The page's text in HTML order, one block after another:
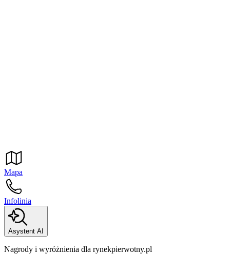
Mapa
Infolinia
Asystent AI
Nagrody i wyróżnienia dla rynekpierwotny.pl